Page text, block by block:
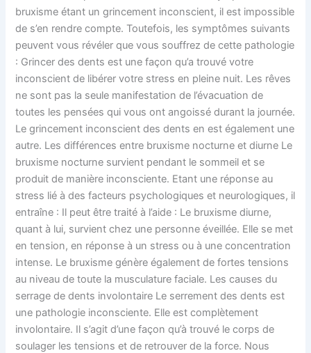
bruxisme étant un grincement inconscient, il est impossible
de s’en rendre compte. Toutefois, les symptômes suivants
peuvent vous révéler que vous souffrez de cette pathologie
: Grincer des dents est une façon qu’a trouvé votre
inconscient de libérer votre stress en pleine nuit. Les rêves
ne sont pas la seule manifestation de l’évacuation de
toutes les pensées qui vous ont angoissé durant la journée.
Le grincement inconscient des dents en est également une
autre. Les différences entre bruxisme nocturne et diurne Le
bruxisme nocturne survient pendant le sommeil et se
produit de manière inconsciente. Etant une réponse au
stress lié à des facteurs psychologiques et neurologiques, il
entraîne : Il peut être traité à l’aide : Le bruxisme diurne,
quant à lui, survient chez une personne éveillée. Elle se met
en tension, en réponse à un stress ou à une concentration
intense. Le bruxisme génère également de fortes tensions
au niveau de toute la musculature faciale. Les causes du
serrage de dents involontaire Le serrement des dents est
une pathologie inconsciente. Elle est complètement
involontaire. Il s’agit d’une façon qu’à trouvé le corps de
soulager les tensions et de retrouver de la force. Nous